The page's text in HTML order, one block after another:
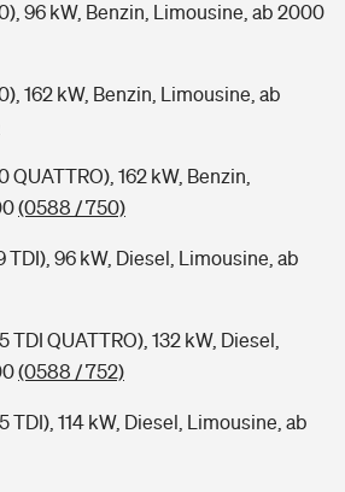
96 kW, Benzin, Limousine, ab 2000
162 kW, Benzin, Limousine, ab
QUATTRO), 162 kW, Benzin,
(0588 / 750)
TDI), 96 kW, Diesel, Limousine, ab
TDI QUATTRO), 132 kW, Diesel,
(0588 / 752)
TDI), 114 kW, Diesel, Limousine, ab